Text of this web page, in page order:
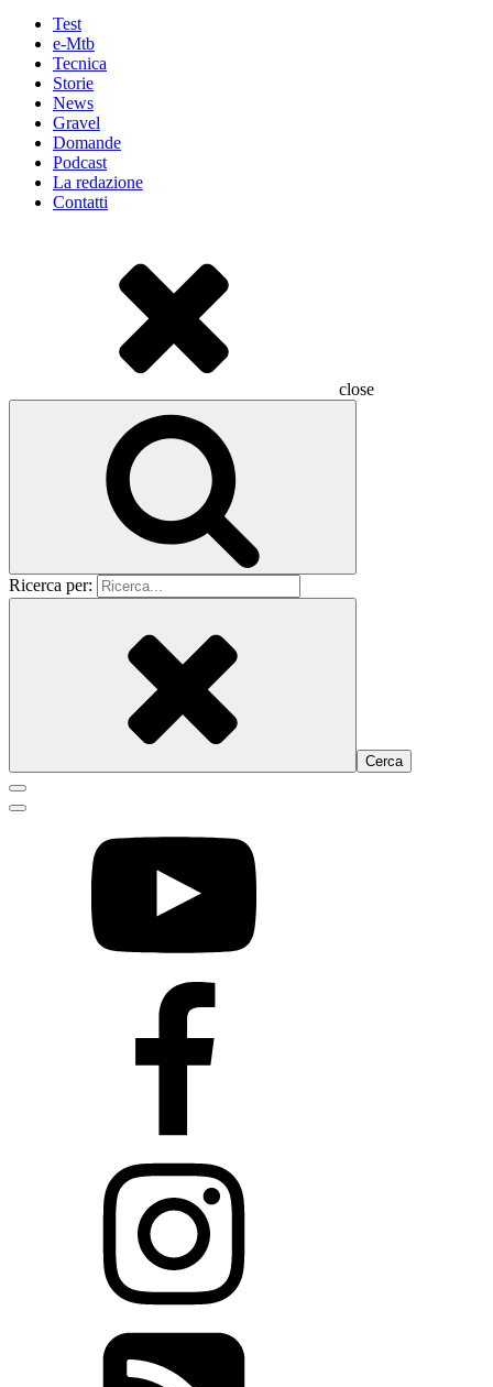
Test
e-Mtb
Tecnica
Storie
News
Gravel
Domande
Podcast
La redazione
Contatti
close
Ricerca per: